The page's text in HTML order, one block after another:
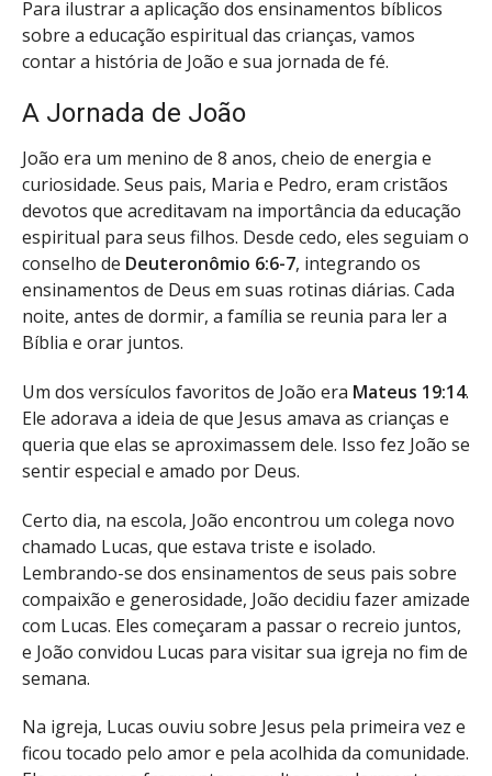
Para ilustrar a aplicação dos ensinamentos bíblicos
sobre a educação espiritual das crianças, vamos
contar a história de João e sua jornada de fé.
A Jornada de João
João era um menino de 8 anos, cheio de energia e
curiosidade. Seus pais, Maria e Pedro, eram cristãos
devotos que acreditavam na importância da educação
espiritual para seus filhos. Desde cedo, eles seguiam o
conselho de Deuteronômio 6:6-7, integrando os
ensinamentos de Deus em suas rotinas diárias. Cada
noite, antes de dormir, a família se reunia para ler a
Bíblia e orar juntos.
Um dos versículos favoritos de João era Mateus 19:14.
Ele adorava a ideia de que Jesus amava as crianças e
queria que elas se aproximassem dele. Isso fez João se
sentir especial e amado por Deus.
Certo dia, na escola, João encontrou um colega novo
chamado Lucas, que estava triste e isolado.
Lembrando-se dos ensinamentos de seus pais sobre
compaixão e generosidade, João decidiu fazer amizade
com Lucas. Eles começaram a passar o recreio juntos,
e João convidou Lucas para visitar sua igreja no fim de
semana.
Na igreja, Lucas ouviu sobre Jesus pela primeira vez e
ficou tocado pelo amor e pela acolhida da comunidade.